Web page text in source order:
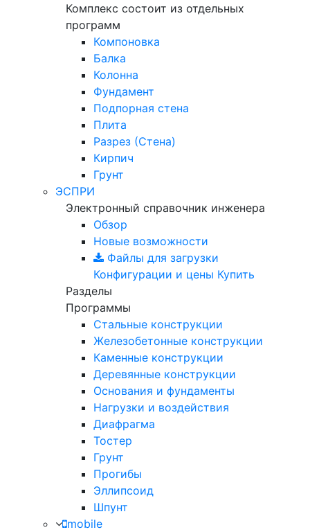
Комплекс состоит из отдельных
программ
Компоновка
Балка
Колонна
Фундамент
Подпорная стена
Плита
Разрез (Стена)
Кирпич
Грунт
ЭСПРИ
Электронный справочник инженера
Обзор
Новые возможности
Файлы для загрузки
Конфигурации и цены Купить
Разделы
Программы
Стальные конструкции
Железобетонные конструкции
Каменные конструкции
Деревянные конструкции
Основания и фундаменты
Нагрузки и воздействия
Диафрагма
Тостер
Грунт
Прогибы
Эллипсоид
Шпунт
mobile